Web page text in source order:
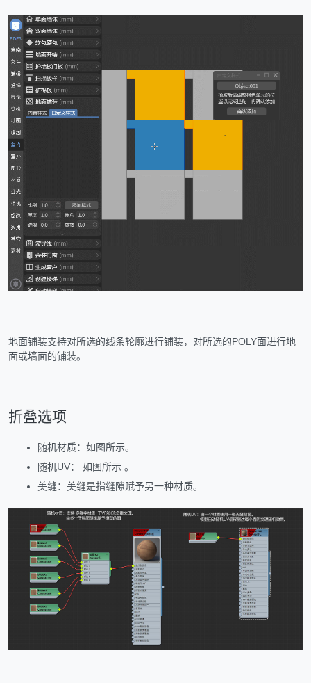
地面铺装支持对所选的线条轮廓进行铺装，对所选的POLY面进行地
面或墙面的铺装。
折叠选项
随机材质：如图所示。
随机UV： 如图所示 。
美缝：美缝是指缝隙赋予另一种材质。